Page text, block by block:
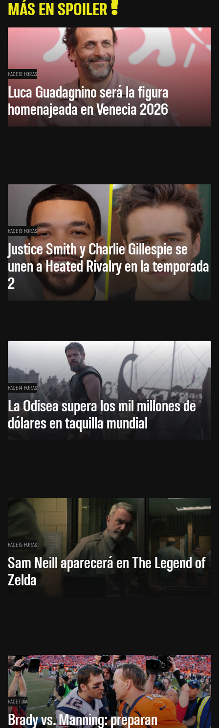
MÁS EN SPOILER
HACE 12 HORAS
Luca Guadagnino será la figura
homenajeada en Venecia 2026
HACE 13 HORAS
Justice Smith y Charlie Gillespie se
unen a Heated Rivalry en la temporada
2
HACE 14 HORAS
La Odisea supera los mil millones de
dólares en taquilla mundial
HACE 15 HORAS
Sam Neill aparecerá en The Legend of
Zelda
HACE 1 DÍA
Brady vs. Manning: preparan